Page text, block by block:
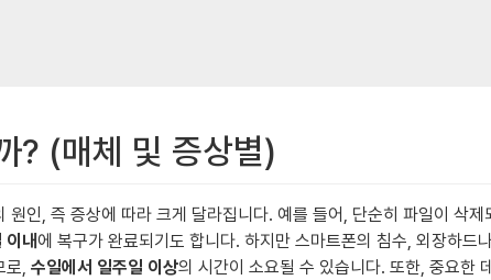
? (매체 및 증상별)
인, 즉 증상에 따라 크게 달라집니다. 예를 들어, 단순히 파일이 삭제
이내에 복구가 완료되기도 합니다. 하지만 스마트폰의 침수, 외장하
로, 수일에서 일주일 이상의 시간이 소요될 수 있습니다. 또한, 중요한